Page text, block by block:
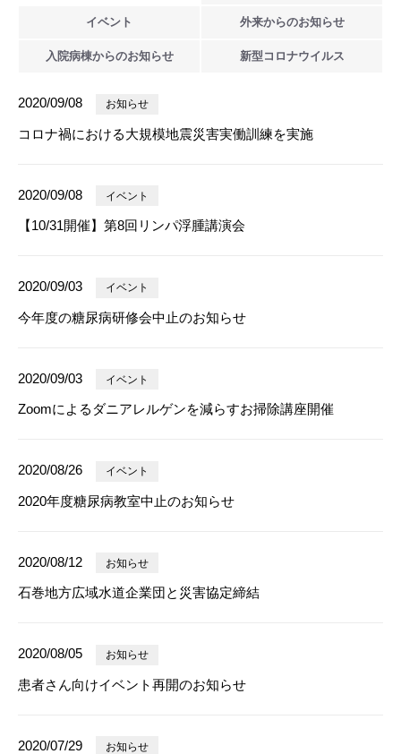
イベント 外来からのお知らせ
入院病棟からのお知らせ 新型 コロナウイルス
2020/09/08 お知らせ
コロナ禍における大規模地震災害実働訓練を実施
2020/09/08 イベント
【10/31開催】第8回リンパ浮腫講演会
2020/09/03 イベント
今年度の糖尿病研修会中止のお知らせ
2020/09/03 イベント
Zoomによるダニアレルゲンを減らすお掃除講座開催
2020/08/26 イベント
2020年度糖尿病教室中止のお知らせ
2020/08/12 お知らせ
石巻地方広域水道企業団と災害協定締結
2020/08/05 お知らせ
患者さん向けイベント再開のお知らせ
2020/07/29 お知らせ